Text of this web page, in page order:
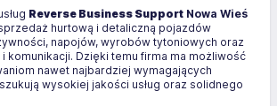
Reverse Business Support Nowa Wieś
hurtową i detaliczną pojazdów
napojów, wyrobów tytoniowych oraz
komunikacji. Dzięki temu firma ma możliwość
nawet najbardziej wymagających
wysokiej jakości usług oraz solidnego